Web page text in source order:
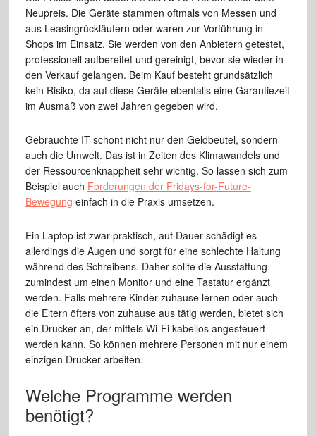
Neupreis. Die Geräte stammen oftmals von Messen und
aus Leasingrückläufern oder waren zur Vorführung in
Shops im Einsatz. Sie werden von den Anbietern getestet,
professionell aufbereitet und gereinigt, bevor sie wieder in
den Verkauf gelangen. Beim Kauf besteht grundsätzlich
kein Risiko, da auf diese Geräte ebenfalls eine Garantiezeit
im Ausmaß von zwei Jahren gegeben wird.
Gebrauchte IT schont nicht nur den Geldbeutel, sondern
auch die Umwelt. Das ist in Zeiten des Klimawandels und
der Ressourcenknappheit sehr wichtig. So lassen sich zum
Beispiel auch Forderungen der Fridays-for-Future-
Bewegung einfach in die Praxis umsetzen.
Ein Laptop ist zwar praktisch, auf Dauer schädigt es
allerdings die Augen und sorgt für eine schlechte Haltung
während des Schreibens. Daher sollte die Ausstattung
zumindest um einen Monitor und eine Tastatur ergänzt
werden. Falls mehrere Kinder zuhause lernen oder auch
die Eltern öfters von zuhause aus tätig werden, bietet sich
ein Drucker an, der mittels Wi-Fi kabellos angesteuert
werden kann. So können mehrere Personen mit nur einem
einzigen Drucker arbeiten.
Welche Programme werden
benötigt?